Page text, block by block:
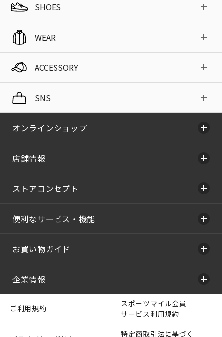
SHOES
WEAR
ACCESSORY
SNS
オンラインショップ
店舗情報
ストアコンセプト
便利なサービス・機能
お買い物ガイド
企業情報
ご利用規約
スポーツマイル会員
サービス利用規約
特定商取引法に基づく